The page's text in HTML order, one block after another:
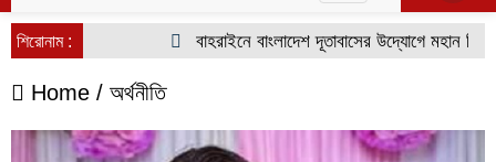
navigation
শিরোনাম :
বাহরাইনে বাংলাদেশ দূতাবাসের উদ্যোগে মহান বিজয়
Home / অর্থনীতি